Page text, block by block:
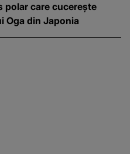
polar care cucerește
Oga din Japonia